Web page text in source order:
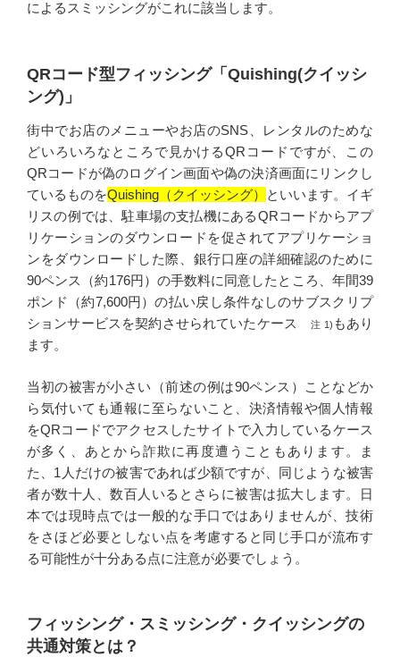
によるスミッシングがこれに該当します。
QRコード型フィッシング「Quishing(クイッシ
ング)」
街中でお店のメニューやお店のSNS、レンタルのためな
どいろいろなところで見かけるQRコードですが、この
QRコードが偽のログイン画面や偽の決済画面にリンクし
ているものをQuishing（クイッシング）
といいます。イギ
リスの例では、駐車場の支払機にあるQRコードからアプ
リケーションのダウンロードを促されてアプリケーショ
ンをダウンロードした際、銀行口座の詳細確認のために
90ペンス（約176円）の手数料に同意したところ、年間39
ポンド（約7,600円）の払い戻し条件なしのサブスクリプ
ションサービスを契約させられていたケース注 1) もあり
ます。
当初の被害が小さい（前述の例は90ペンス）ことなどか
ら気付いても通報に至らないこと、決済情報や個人情報
をQRコードでアクセスしたサイトで入力しているケース
が多く、あとから詐欺に再度遭うこともあります。ま
た、1人だけの被害であれば少額ですが、同じような被害
者が数十人、数百人いるとさらに被害は拡大します。日
本では現時点では一般的な手口ではありませんが、技術
をさほど必要としない点を考慮すると同じ手口が流布す
る可能性が十分ある点に注意が必要でしょう。
フィッシング・スミッシング・クイッシングの
共通対策とは？